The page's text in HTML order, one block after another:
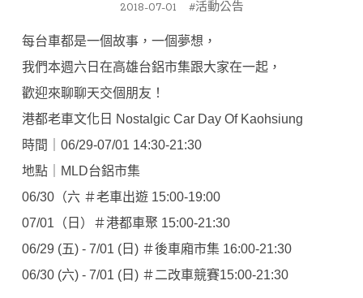
2018-07-01 #活動公告
每台車都是一個故事，一個夢想，
我們本週六日在高雄台鋁市集跟大家在一起，
歡迎來聊聊天交個朋友！
港都老車文化日 Nostalgic Car Day Of Kaohsiung
時間｜06/29-07/01 14:30-21:30
地點｜MLD台鋁市集
06/30（六 ＃老車出遊15:00-19:00
07/01（日）
＃港都車聚 15:00-21:30
06/29 (五) - 7/01 (日) ＃後車廂市集16:00-21:30
06/30 (六) - 7/01 (日) ＃二改車競賽15:00-21:30